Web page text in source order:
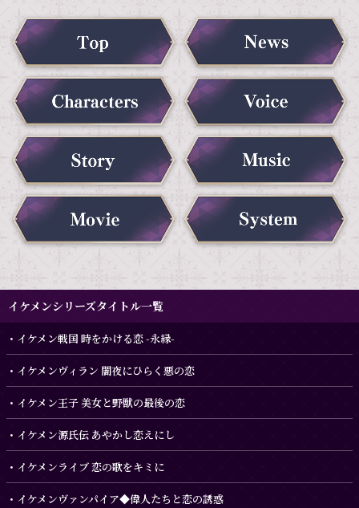
イケメンシリーズタイトル一覧
イケメン戦国 時をかける恋 -永縁-
イケメンヴィラン 闇夜にひらく悪の恋
イケメン王子 美女と野獣の最後の恋
イケメン源氏伝 あやかし恋えにし
イケメンライブ 恋の歌をキミに
イケメンヴァンパイア◆偉人たちと恋の誘惑